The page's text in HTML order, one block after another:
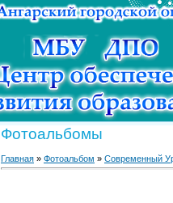
Фотоальбомы
Главная » Фотоальбом » Современный